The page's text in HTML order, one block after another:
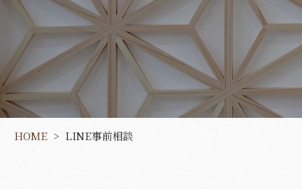
葬彩の杜 本館
HOME LINE事前相談